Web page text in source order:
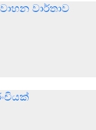
වාර්තාව